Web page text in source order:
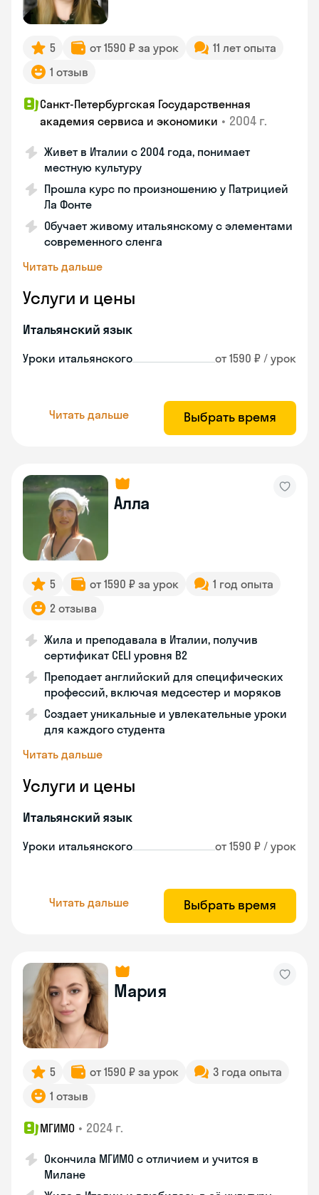
5 от 1590 ₽ за урок
11 лет опыта
1 отзыв
Санкт-Петербургская Государственная
академия сервиса и экономики • 2004 г.
Живет в Италии с 2004 года, понимает
местную культуру
Прошла курс по произношению у Патрицией
Ла Фонте
Обучает живому итальянскому с элементами
современного сленга
Читать дальше
Услуги и цены
Итальянский язык
Уроки итальянского от 1590 ₽ / урок
Читать дальше Выбрать время
Алла
5 от 1590 ₽ за урок
1 год опыта
2 отзыва
Жила и преподавала в Италии, получив
сертификат CELI уровня В2
Преподает английский для специфических
профессий, включая медсестер и моряков
Создает уникальные и увлекательные уроки
для каждого студента
Читать дальше
Услуги и цены
Итальянский язык
Уроки итальянского от 1590 ₽ / урок
Читать дальше Выбрать время
Мария
5 от 1590 ₽ за урок
3 года опыта
1 отзыв
МГИМО • 2024 г.
Окончила МГИМО с отличием и учится в
Милане